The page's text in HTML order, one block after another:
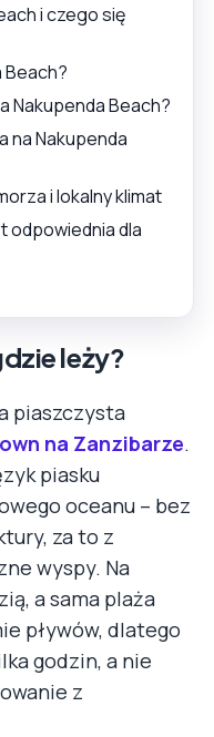
i czego się
Beach?
Nakupenda Beach?
na Nakupenda
i lokalny klimat
odpowiednia dla
leży?
piaszczysta
na Zanzibarze.
piasku
oceanu – bez
za to z
wyspy. Na
a sama plaża
pływów, dlatego
godzin, a nie
z